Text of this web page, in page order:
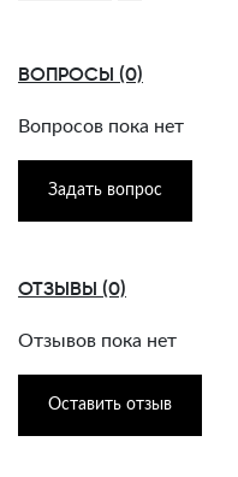
ВОПРОСЫ (0)
Вопросов пока нет
Задать вопрос
ОТЗЫВЫ (0)
Отзывов пока нет
Оставить отзыв